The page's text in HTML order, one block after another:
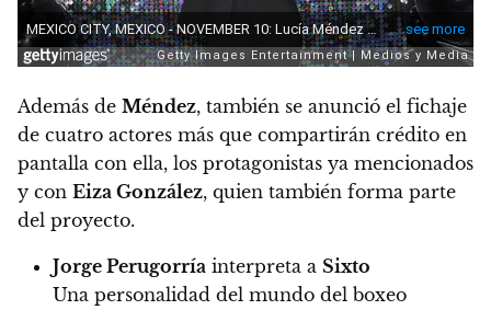
Además de Méndez, también se anunció el fichaje
de cuatro actores más que compartirán crédito en
pantalla con ella, los protagonistas ya mencionados
y con Eiza González, quien también forma parte
del proyecto.
Jorge Perugorría interpreta a Sixto
Una personalidad del mundo del boxeo